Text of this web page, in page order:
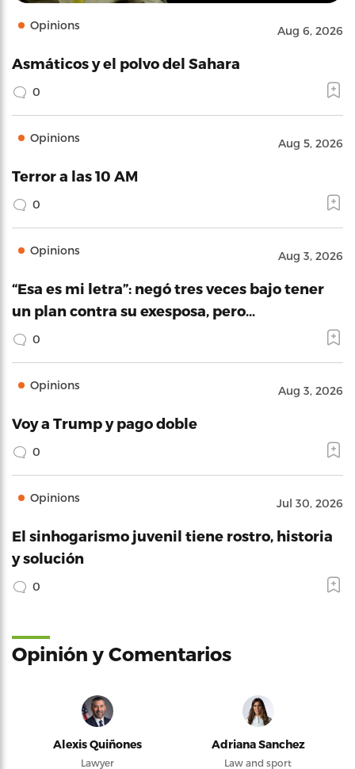
Opinions Aug 6, 2026
Asmáticos y el polvo del Sahara
0
Opinions Aug 5, 2026
Terror a las 10 AM
0
Opinions Aug 3, 2026
“Esa es mi letra”: negó tres veces bajo tener
un plan contra su exesposa, pero…
0
Opinions Aug 3, 2026
Voy a Trump y pago doble
0
Opinions Jul 30, 2026
El sinhogarismo juvenil tiene rostro, historia
y solución
0
Opinión y Comentarios
Alexis Quiñones
Lawyer
Adriana Sanchez
Law and sport